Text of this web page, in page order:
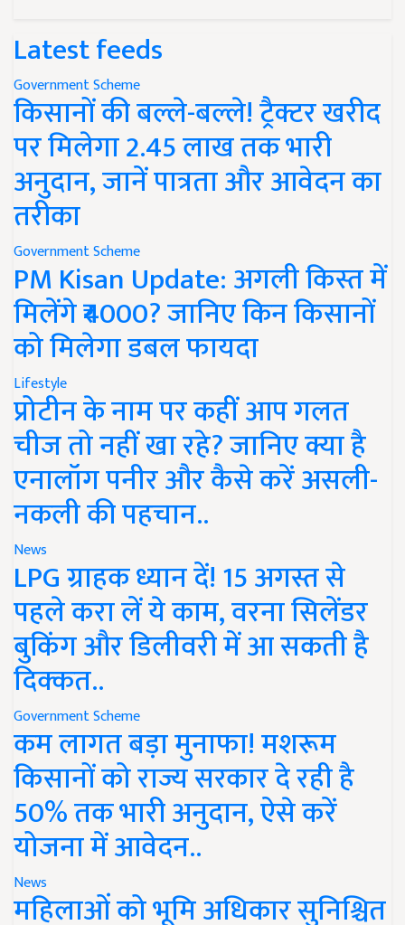
Latest feeds
Government Scheme
किसानों की बल्ले-बल्ले! ट्रैक्टर खरीद
पर मिलेगा 2.45 लाख तक भारी
अनुदान, जानें पात्रता और आवेदन का
तरीका
Government Scheme
PM Kisan Update: अगली किस्त में
मिलेंगे ₹4000? जानिए किन किसानों
को मिलेगा डबल फायदा
Lifestyle
प्रोटीन के नाम पर कहीं आप गलत
चीज तो नहीं खा रहे? जानिए क्या है
एनालॉग पनीर और कैसे करें असली-
नकली की पहचान..
News
LPG ग्राहक ध्यान दें! 15 अगस्त से
पहले करा लें ये काम, वरना सिलेंडर
बुकिंग और डिलीवरी में आ सकती है
दिक्कत..
Government Scheme
कम लागत बड़ा मुनाफा! मशरूम
किसानों को राज्य सरकार दे रही है
50% तक भारी अनुदान, ऐसे करें
योजना में आवेदन..
News
महिलाओं को भूमि अधिकार सुनिश्चित